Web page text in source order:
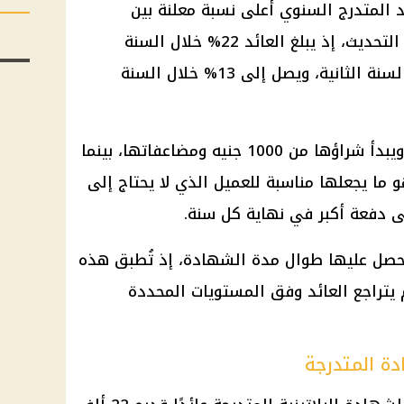
المتدرج السنوي أعلى نسبة معلنة بين
شهادات البنك الأهلي الواردة في التحديث، إذ يبلغ العائد 22% خلال السنة
الأولى، ثم يتراجع إلى 17.5% في السنة الثانية، ويصل إلى 13% خلال السنة
تمتد الشهادة لمدة ثلاث سنوات، ويبدأ شراؤها من 1000 جنيه ومضاعفاتها، بينما
يجعلها مناسبة للعميل الذي لا يحتاج إلى
أكبر في نهاية كل سنة.
العميل سيحصل عليها طوال مدة الشهادة، إذ تُطبق هذه
العائد وفق المستويات المحددة